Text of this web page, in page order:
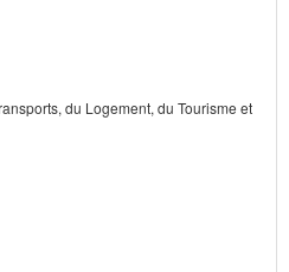
du Logement, du Tourisme et